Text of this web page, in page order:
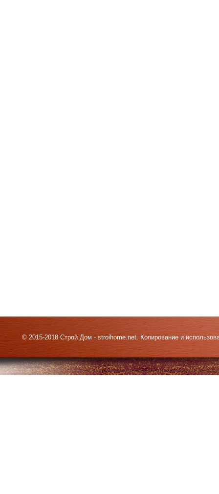
© 2015-2018 Строй Дом - stroihome.net. Копирование и